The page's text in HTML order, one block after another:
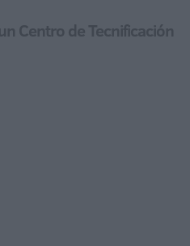
Centro de Tecnificación